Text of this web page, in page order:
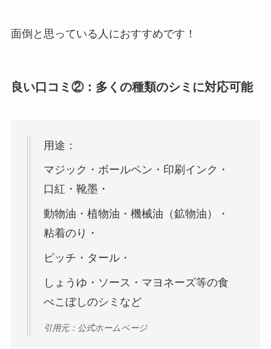
面倒と思っている人におすすめです！
良い口コミ②：多くの種類のシミに対応可能
用途：
マジック・ボールペン・印刷インク・
口紅・靴墨・
動物油・植物油・機械油（鉱物油）・
粘着のり・
ピッチ・タール・
しょうゆ・ソース・マヨネーズ等の食
べこぼしのシミなど
引用元：公式ホームページ